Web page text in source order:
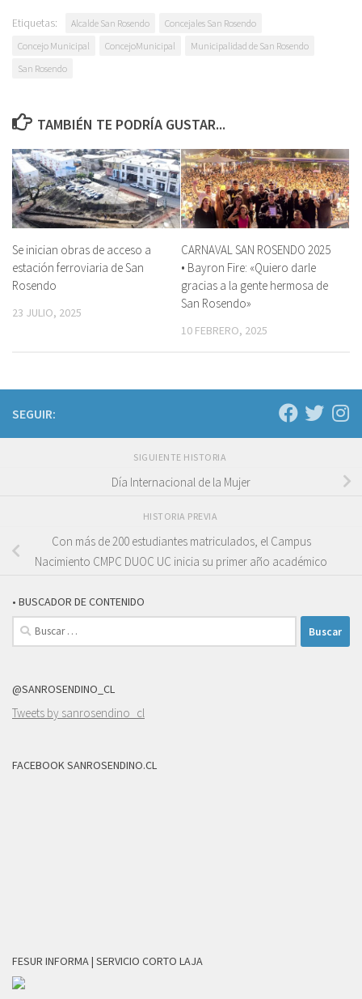
Etiquetas: Alcalde San Rosendo
Concejales San Rosendo
Concejo Municipal
ConcejoMunicipal
Municipalidad de San Rosendo
San Rosendo
TAMBIÉN TE PODRÍA GUSTAR...
Se inician obras de acceso a
estación ferroviaria de San
Rosendo
23 JULIO, 2025
CARNAVAL SAN ROSENDO 2025
• Bayron Fire: «Quiero darle
gracias a la gente hermosa de
San Rosendo»
10 FEBRERO, 2025
SEGUIR:
SIGUIENTE HISTORIA
Día Internacional de la Mujer
HISTORIA PREVIA
Con más de 200 estudiantes matriculados, el Campus
Nacimiento CMPC DUOC UC inicia su primer año académico
• BUSCADOR DE CONTENIDO
Buscar:
@SANROSENDINO_CL
Tweets by sanrosendino_cl
FACEBOOK SANROSENDINO.CL
FESUR INFORMA | SERVICIO CORTO LAJA